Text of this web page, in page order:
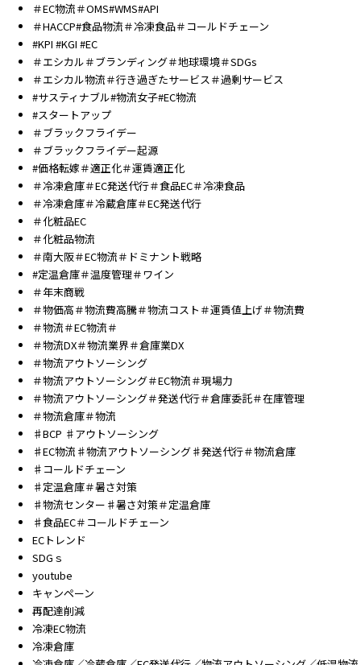
＃EC物流＃OMS#WMS#API
＃HACCP#食品物流＃冷凍食品＃コールドチェーン
#KPI #KGI #EC
＃エシカル＃ブランディング＃地球環境＃SDGs
＃エシカル物流＃行き過ぎたサービス＃過剰サービス
#サスティナブル#物流女子#EC物流
#スタートアップ
＃ブラックフライデー
＃ブラックフライデー起源
#価格転嫁＃適正化＃運賃適正化
＃冷凍倉庫＃EC発送代行＃食品EC＃冷凍食品
＃冷凍倉庫＃冷蔵倉庫＃EC発送代行
＃化粧品EC
＃化粧品物流
＃南大阪＃EC物流＃ドミナント戦略
#定温倉庫＃温度管理＃ワイン
＃年末商戦
＃物価高＃物流費高騰＃物流コスト＃運賃値上げ＃物流費
＃物流＃EC物流＃
＃物流DX＃物流業界＃倉庫業DX
＃物流アウトソーシング
＃物流アウトソーシング＃EC物流＃現場力
＃物流アウトソーシング＃発送代行＃倉庫委託＃在庫管理
＃物流倉庫＃物流
♯BCP ♯アウトソーシング
♯EC物流♯物流アウトソーシング♯発送代行＃物流倉庫
♯コールドチェーン
♯定温倉庫＃暑さ対策
♯物流センター♯暑さ対策＃定温倉庫
♯食品EC＃コールドチェーン
ECトレンド
SDGｓ
youtube
キャンペーン
再配達削減
冷凍EC物流
冷凍倉庫